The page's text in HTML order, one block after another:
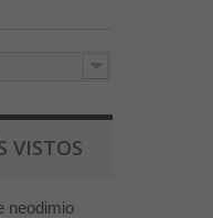
VISTOS
neodimio